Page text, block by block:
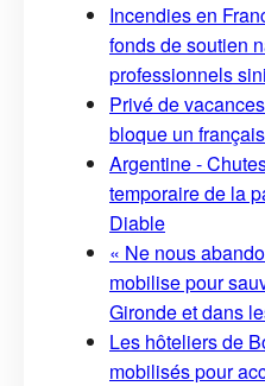
Incendies en
fonds de soutien
professionnels
Privé de
bloque un
Argentine -
temporaire de la
Diable
« Ne nous
mobilise pour
Gironde et dans
Les hôteliers de
mobilisés pour